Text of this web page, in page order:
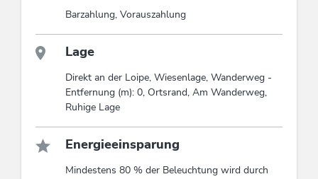
Barzahlung, Vorauszahlung
Lage
Direkt an der Loipe, Wiesenlage, Wanderweg -
Entfernung (m): 0, Ortsrand, Am Wanderweg,
Ruhige Lage
Energieeinsparung
Mindestens 80 % der Beleuchtung wird durch